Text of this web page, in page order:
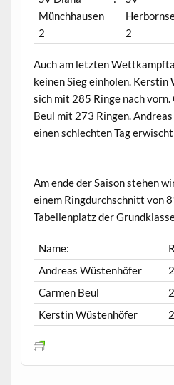
Münchhausen
2
2
Auch am letzten
keinen Sieg einholen. Kerstin
sich mit 285 Ringe nach
Beul mit 273 Ringen.
einen schlechten Tag
Am ende der Saison stehen
einem Ringdurchschnitt von
Tabellenplatz der
Name:
Andreas Wüstenhöfer
Carmen Beul
Kerstin Wüstenhöfer